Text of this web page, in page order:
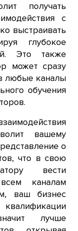
получать
с
выстраивать
глубокое
Это также
может сразу
любые каналы
обучения
вашему
о
что в свою
вести
каналам
ваш бизнес
лучше